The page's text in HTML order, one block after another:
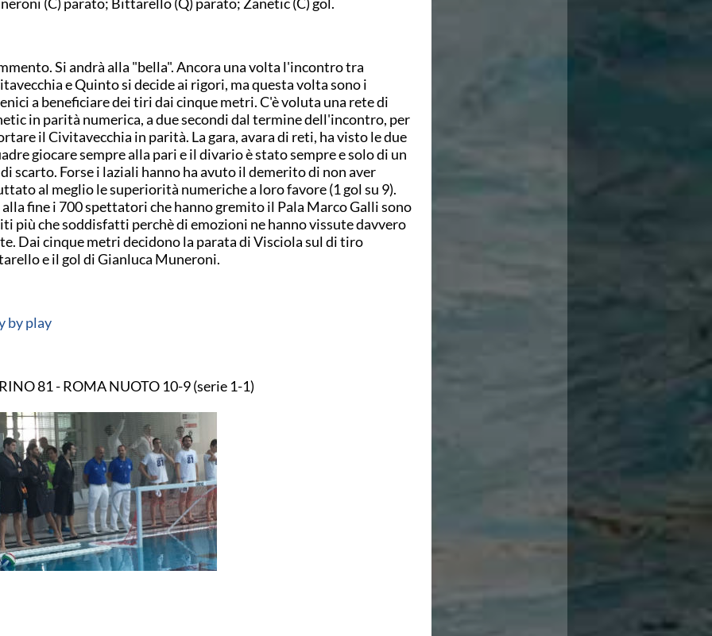
Si andrà alla "bella". Ancora una volta l'incontro tra
e Quinto si decide ai rigori, ma questa volta sono i
a beneficiare dei tiri dai cinque metri. C'è voluta una rete di
in parità numerica, a due secondi dal termine dell'incontro, per
il Civitavecchia in parità. La gara, avara di reti, ha visto le due
giocare sempre alla pari e il divario è stato sempre e solo di un
scarto. Forse i laziali hanno ha avuto il demerito di non aver
al meglio le superiorità numeriche a loro favore (1 gol su 9).
fine i 700 spettatori che hanno gremito il Pala Marco Galli sono
più che soddisfatti perchè di emozioni ne hanno vissute davvero
Dai cinque metri decidono la parata di Visciola sul di tiro
e il gol di Gianluca Muneroni.
by play
81 - ROMA NUOTO 10-9 (serie 1-1)